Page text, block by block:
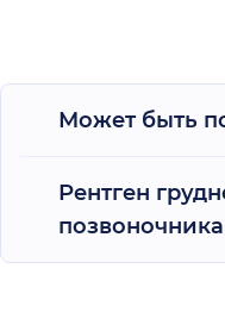
Может быть
Рентген